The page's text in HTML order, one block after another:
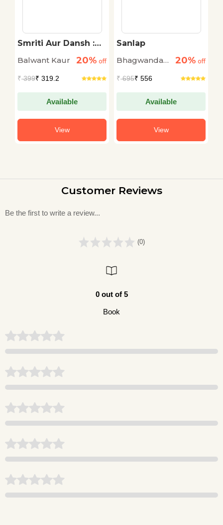
Smriti Aur Dansh :
Aur Teesri Pirhi
Balwant Kaur 20% off
399₹ 319.2
Available
View
Sanlap
Bhagwandas
20% off
695₹ 556
Available
View
Customer Reviews
Be the first to write a review...
(0)
0 out of 5
Book